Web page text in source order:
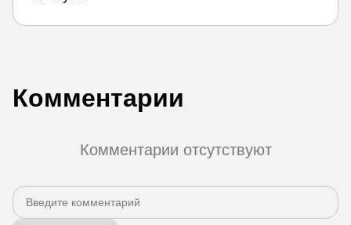
Комментарии
Комментарии отсутствуют